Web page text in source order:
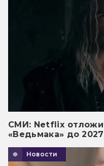
СМИ: Netflix
«Ведьмака» до
Новости